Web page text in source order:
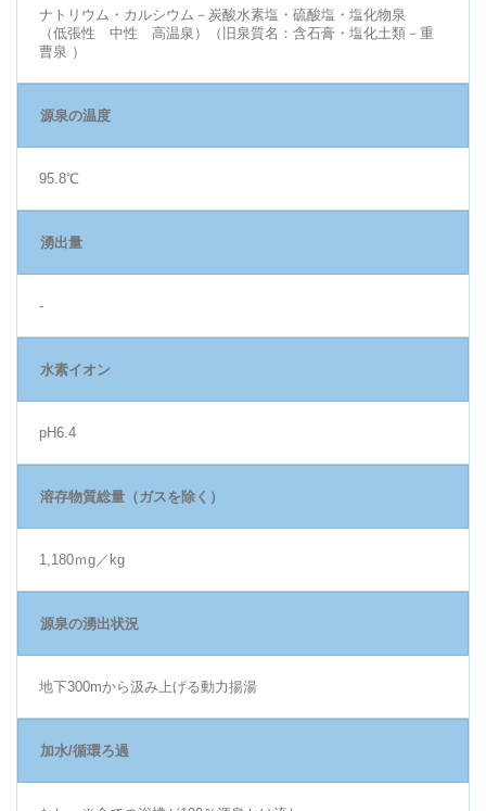
ナトリウム・カルシウム－炭酸水素塩・硫酸塩・塩化物泉
（低張性 中性 高温泉）（旧泉質名：含石膏・塩化土類－重
曹泉 ）
源泉の温度
95.8℃
湧出量
-
水素イオン
pH6.4
溶存物質総量（ガスを除く）
1,180ｍg／kg
源泉の湧出状況
地下300mから汲み上げる動力揚湯
加水/循環ろ過